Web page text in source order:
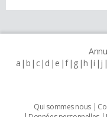
a b c d e f g h i j
Qui sommes nous